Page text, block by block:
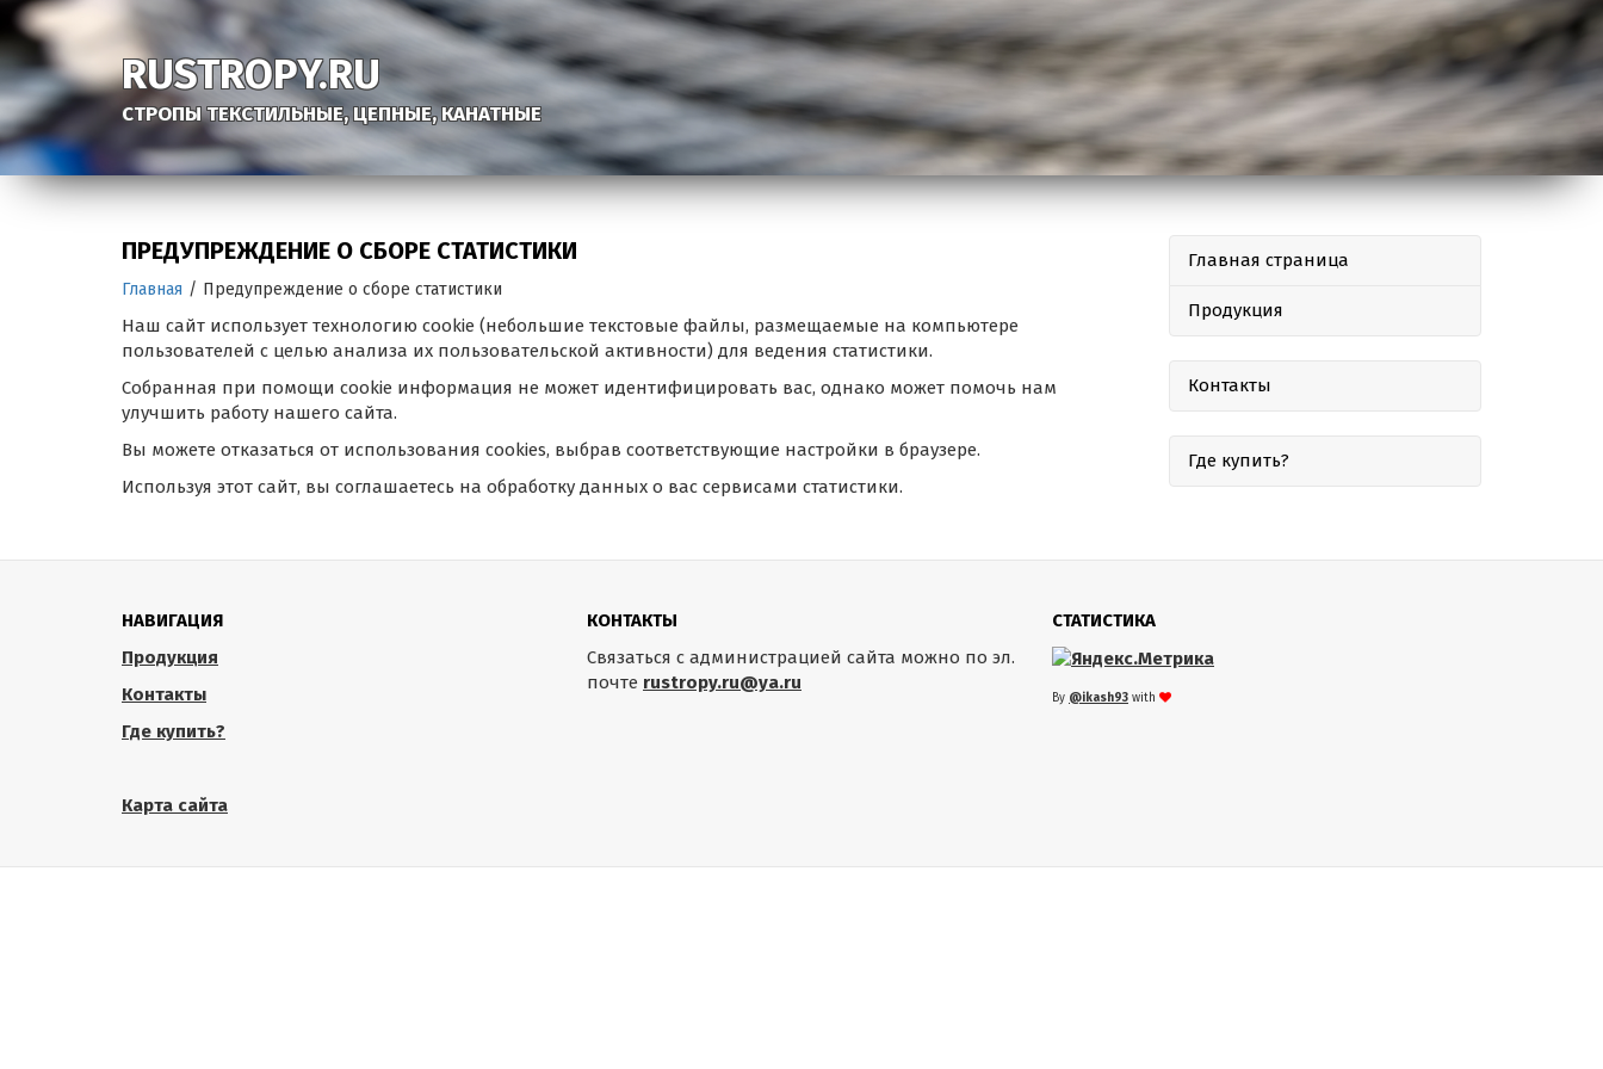
RUSTROPY.RU
СТРОПЫ ТЕКСТИЛЬНЫЕ, ЦЕПНЫЕ, КАНАТНЫЕ
ПРЕДУПРЕЖДЕНИЕ О СБОРЕ СТАТИСТИКИ
Главная / Предупреждение о сборе статистики
Наш сайт использует технологию cookie (небольшие текстовые файлы, размещаемые на компьютере
пользователей с целью анализа их пользовательской активности) для ведения статистики.
Собранная при помощи cookie информация не может идентифицировать вас, однако может помочь нам
улучшить работу нашего сайта.
Вы можете отказаться от использования cookies, выбрав соответствующие настройки в браузере.
Используя этот сайт, вы соглашаетесь на обработку данных о вас сервисами статистики.
Главная страница
Продукция
Контакты
Где купить?
НАВИГАЦИЯ
Продукция
Контакты
Где купить?
Карта сайта
КОНТАКТЫ
Связаться с администрацией сайта можно по эл.
почте rustropy.ru@ya.ru
СТАТИСТИКА
By @ikash93 with